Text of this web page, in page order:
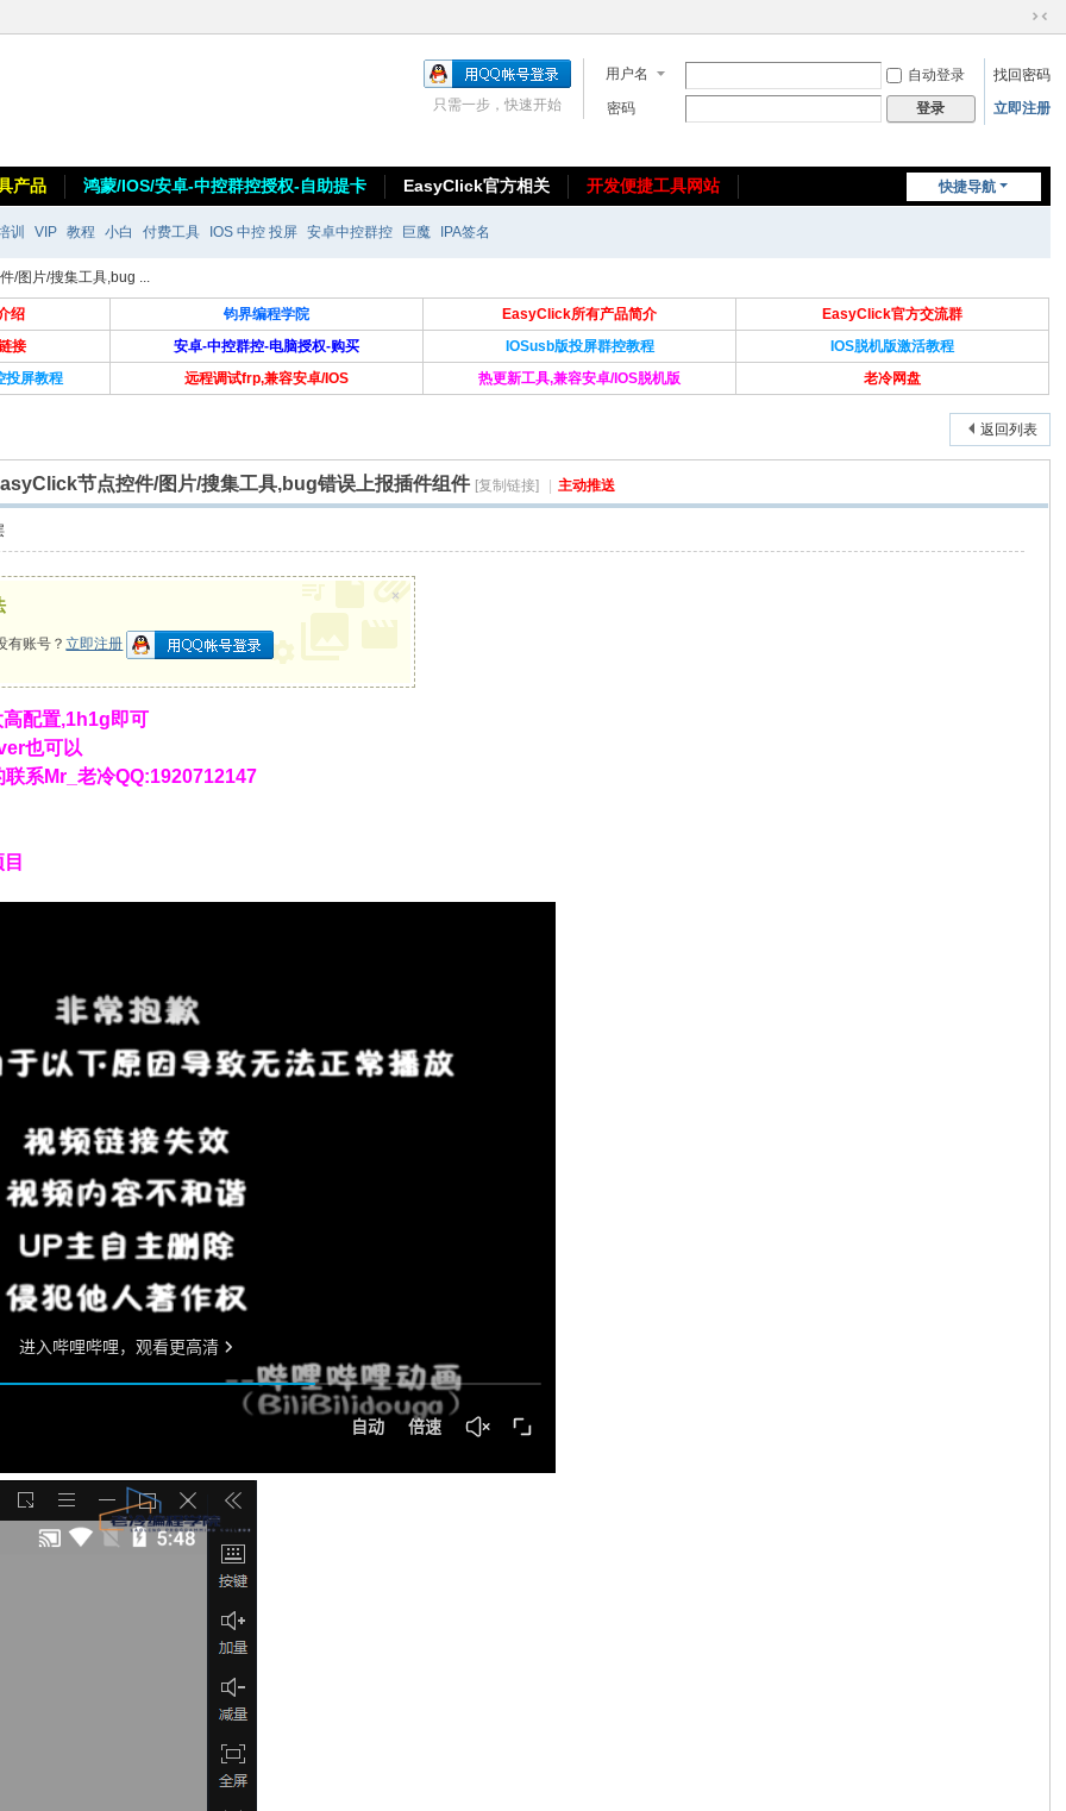
切
到
窄
用户名 自动登录
找回密码
密码
登录 立即注册
只需一步，快速开始
快捷导航
产品 鸿蒙/IOS/安卓-中控群控授权-自助提卡 EasyClick官方相关
开发便捷工具网站
训 VIP 教程 小白 付费工具 IOS 中控 投屏 安卓中控群控 巨魔 IPA签名
/图片/搜集工具,bug ...
绍 钧界编程学院 EasyClick所有产品简介
EasyClick官方交流群
接
安卓-中控群控-电脑授权-购买 IOSusb版投屏群控教程
IOS脱机版激活教程
投屏教程
远程调试frp,兼容安卓/IOS 热更新工具,兼容安卓/IOS脱机版 老冷网盘
返回列表
节点控件/图片/搜集工具,bug错误上报插件组件 [复制链接] 主动推送
有账号？立即注册
×
配置,1h1g即可
也可以
系Mr_老冷QQ:1920712147